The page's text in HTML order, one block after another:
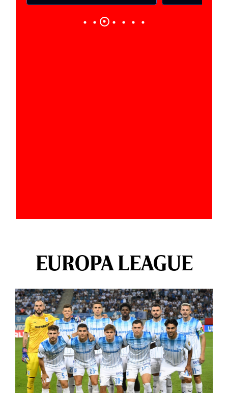
EUROPA LEAGUE